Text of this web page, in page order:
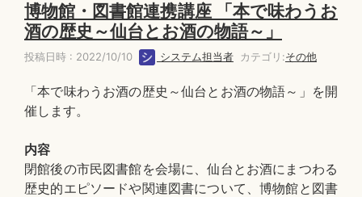
博物館・図書館連携講座 「本で味わうお
酒の歴史～仙台とお酒の物語～」
投稿日時 : 2022/10/10 システム担当者 カテゴリ:その他
「本で味わうお酒の歴史～仙台とお酒の物語～」を開
催します。
内容
閉館後の市民図書館を会場に、仙台とお酒にまつわる
歴史的エピソードや関連図書について、博物館と図書